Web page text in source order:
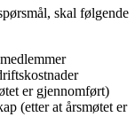
skal følgende
er gjennomført)
(etter at årsmøtet er